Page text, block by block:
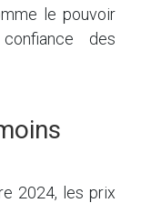
le pouvoir
des
2024, les prix